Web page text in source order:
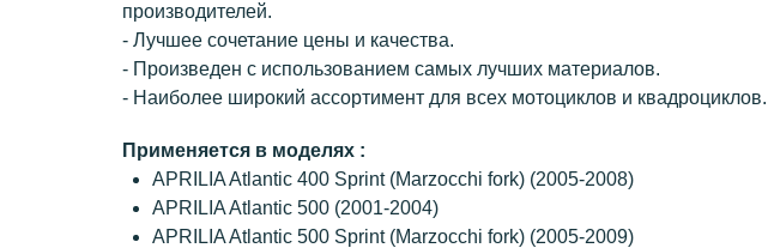
производителей.
- Лучшее сочетание цены и качества.
- Произведен с использованием самых лучших материалов.
- Наиболее широкий ассортимент для всех мотоциклов и квадроциклов.
Применяется в моделях :
APRILIA Atlantic 400 Sprint (Marzocchi fork) (2005-2008)
APRILIA Atlantic 500 (2001-2004)
APRILIA Atlantic 500 Sprint (Marzocchi fork) (2005-2009)